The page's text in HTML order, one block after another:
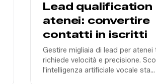
Lead qualification
atenei: convertire
contatti in iscritti
Gestire migliaia di lead per atenei
richiede velocità e precisione.
l'intelligenza artificiale vocale sta